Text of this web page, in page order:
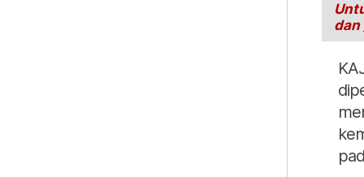
dan